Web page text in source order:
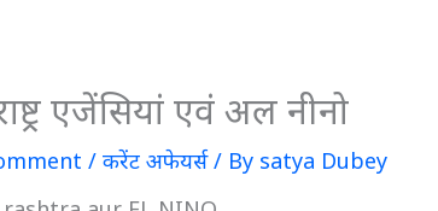
एजेंसियां एवं अल नीनो
/करेंट अफेयर्स/ By satya Dubey